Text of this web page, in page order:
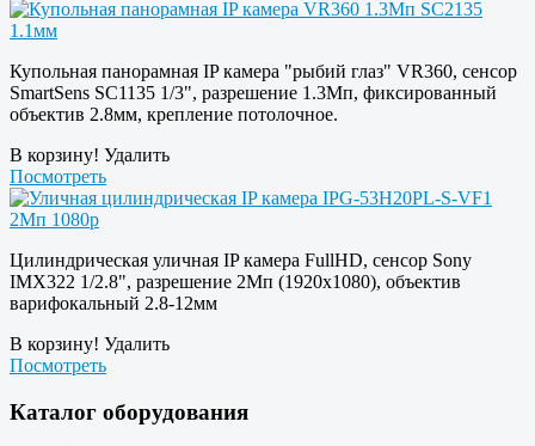
Купольная панорамная IP камера "рыбий глаз" VR360, сенсор
SmartSens SC1135 1/3", разрешение 1.3Мп, фиксированный
объектив 2.8мм, крепление потолочное.
В корзину! Удалить
Посмотреть
Цилиндрическая уличная IP камера FullHD, сенсор Sony
IMX322 1/2.8", разрешение 2Мп (1920х1080), объектив
варифокальный 2.8-12мм
В корзину! Удалить
Посмотреть
Каталог оборудования